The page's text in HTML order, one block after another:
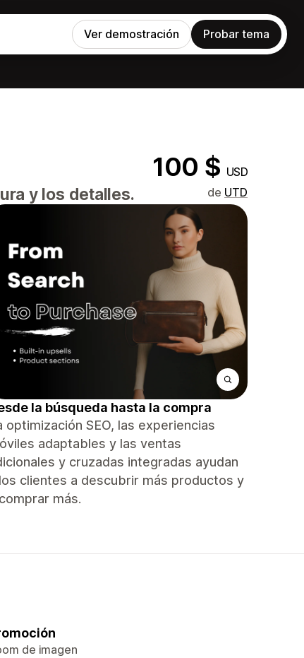
Ver demostración Probar tema
100 $ USD
y los detalles. de UTD
la búsqueda hasta la compra
optimización SEO, las experiencias
adaptables y las ventas
y cruzadas integradas ayudan
clientes a descubrir más productos y
más.
de imagen